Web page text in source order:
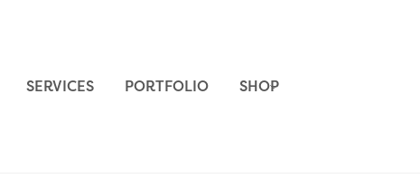
SERVICES PORTFOLIO SHOP